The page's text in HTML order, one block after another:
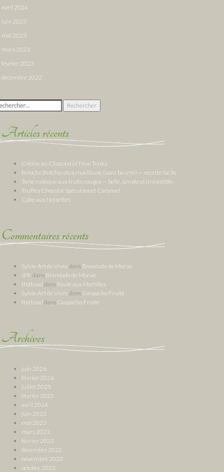
avril 2024
juin 2023
mai 2023
mars 2023
février 2023
décembre 2022
:
Articles récents
Crème au Chocolat et Fève Tonka
Brioche Butchy ultra moelleuse (sans beurre) — recette facile
Tarte rustique aux fruits rouges — belle, simple et irrésistible
Truffes Chocolat Spéculoos et Caramel
Cake aux Noisettes
Commentaires récents
Sylvie Art de Vivre dans Brandade de Morue
JPK dans Brandade de Morue
thithoad dans Roulé aux Myrtilles
Sylvie Art de Vivre dans Gaspacho Fruité
thithoad dans Gaspacho Fruité
Archives
juin 2026
février 2026
juillet 2025
février 2025
avril 2024
juin 2023
mai 2023
mars 2023
février 2023
décembre 2022
novembre 2022
octobre 2022